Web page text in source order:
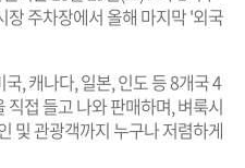
주차장에서 올해 마지막 '외국
, 캐나다, 일본, 인도 등 8개국 4
접 들고 나와 판매하며, 벼룩시
및 관광객까지 누구나 저렴하게